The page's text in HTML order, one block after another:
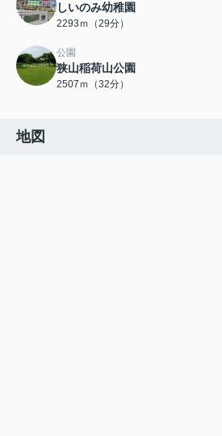
しいのみ幼稚園
2293ｍ（29分）
公園
狭山稲荷山公園
2507ｍ（32分）
地図